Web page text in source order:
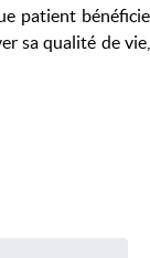
patient bénéficie
sa qualité de vie,